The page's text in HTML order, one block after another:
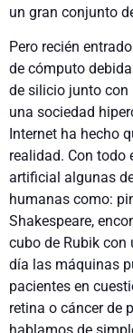
un gran conjunto
Pero recién
de cómputo
de silicio junto con
una sociedad
Internet ha hecho
realidad. Con todo
artificial algunas
humanas como:
Shakespeare,
cubo de Rubik con
día las máquinas
pacientes en
retina o cáncer de